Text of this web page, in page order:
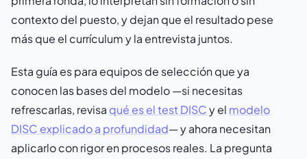
contexto del puesto, y dejan que el resultado pese
más que el currículum y la entrevista juntos.
Esta guía es para equipos de selección que ya
conocen las bases del modelo —si necesitas
refrescarlas, revisa qué es el test DISCy el modelo
DISC explicado a profundidad— y ahora necesitan
aplicarlo con rigor en procesos reales. La pregunta